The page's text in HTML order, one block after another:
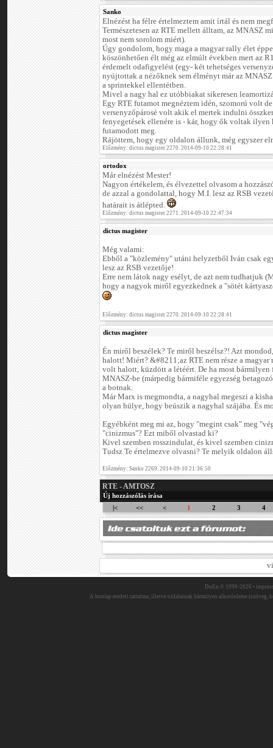
Sanko
Elnézést ha félre értelmeztem amit írtál és nem
Természetesen az RTE mellett álltam, az MNASZ
most nem sorolom miért).
Úgy gondolom, hogy maga a magyar rally élet
köszönhetően élt még az elmúlt években mert az
érdemelt odafigyelést (egy- két tehetséges
nyújtottak a nézőknek sem élményt már az
a sprintekkel ellentétben.
Mivel a nagy hal ez utóbbiakat sikeresen
Egy RTE futamot megnéztem idén, szomorú volt
versenyzőpárosé volt akik el mertek indulni
fenyegetések ellenére is - kár, hogy ők voltak ilyen
futamodott meg.
Rájöttem, hogy egy oldalon állunk, még egyszer
Előzmény: dictus magister 2270. 2014-09-10 22:28:41
ortodox
Már elnézést Mester!
Nagyon értékelem, és élvezettel olvasom a
de azzal a gondolattal, hogy M.I. lesz az RSB
határait is átlépted.
Előzmény: dictus magister 2271. 2014-09-10 22:47:34
dictus magister
Még valami:
Ebből a "közlemény" utáni helyzetből Iván csak
lesz az RSB vezetője!
Erre nem látok nagy esélyt, de azt nem tudhatjuk
hogy a nagyok miről egyezkednek a "sötét
Előzmény: dictus magister 2270. 2014-09-10 22:28:41
dictus magister
Én miről beszélek? Te miről beszélsz?! Azt
halott! Miért? &#8211;az RTE nem része a magyar
volt halott, küzdött a létéért. De ha most bármilyen
MNASZ-be (márpedig bármiféle egyezség
a botnak.
Már Marx is megmondta, a nagyhal megeszi a
olyan hülye, hogy beúszik a nagyhal szájába. És
Egyébként meg mi az, hogy "megint csak" meg
"cinizmus"? Ezt miből olvastad ki?
Kivel szemben rosszindulat, és kivel szemben
Tudsz Te értelmezve olvasni? Te melyik oldalon
Előzmény: Sanko 2269. 2014-09-10 21:36:50
RTE - AMTOSZ
Új hozzászólás írása
|<
<< < 1 2 3 4
DuEn © 1999-2026 •
A honlap eredeti tartalma, illetve oldalainak bármilyen alkotóeleme (szöveg,